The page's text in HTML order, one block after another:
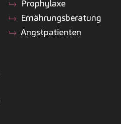
Prophylaxe
Ernährungsberatung
Angstpatienten